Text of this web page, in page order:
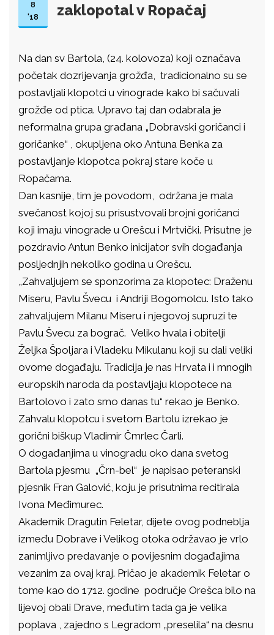
8
'18
zaklopotal v Ropačaj
Na dan sv Bartola, (24. kolovoza) koji označava
početak dozrijevanja grožđa, tradicionalno su se
postavljali klopotci u vinograde kako bi sačuvali
grožđe od ptica. Upravo taj dan odabrala je
neformalna grupa građana „Dobravski goričanci i
goričanke“ , okupljena oko Antuna Benka za
postavljanje klopotca pokraj stare koče u
Ropačama.
Dan kasnije, tim je povodom, održana je mala
svečanost kojoj su prisustvovali brojni goričanci
koji imaju vinograde u Orešcu i Mrtvički. Prisutne je
pozdravio Antun Benko inicijator svih događanja
posljednjih nekoliko godina u Orešcu.
„Zahvaljujem se sponzorima za klopotec: Draženu
Miseru, Pavlu Švecu i Andriji Bogomolcu. Isto tako
zahvaljujem Milanu Miseru i njegovoj supruzi te
Pavlu Švecu za bograč. Veliko hvala i obitelji
Željka Špoljara i Vladeku Mikulanu koji su dali veliki
ovome događaju. Tradicija je nas Hrvata i i mnogih
europskih naroda da postavljaju klopotece na
Bartolovo i zato smo danas tu“ rekao je Benko.
Zahvalu klopotcu i svetom Bartolu izrekao je
gorični biškup Vladimir Čmrlec Čarli.
O događanjima u vinogradu oko dana svetog
Bartola pjesmu „Črn-bel“ je napisao peteranski
pjesnik Fran Galović, koju je prisutnima recitirala
Ivona Međimurec.
Akademik Dragutin Feletar, dijete ovog podneblja
između Dobrave i Velikog otoka održavao je vrlo
zanimljivo predavanje o povijesnim događajima
vezanim za ovaj kraj. Pričao je akademik Feletar o
tome kao do 1712. godine područje Orešca bilo na
lijevoj obali Drave, međutim tada ga je velika
poplava , zajedno s Legradom „preselila“ na desnu